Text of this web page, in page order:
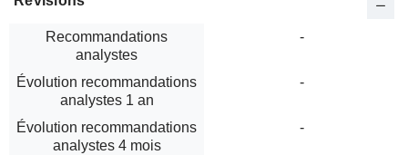
Recommandations
analystes
-
Évolution recommandations
analystes 1 an
-
Évolution recommandations
analystes 4 mois
-